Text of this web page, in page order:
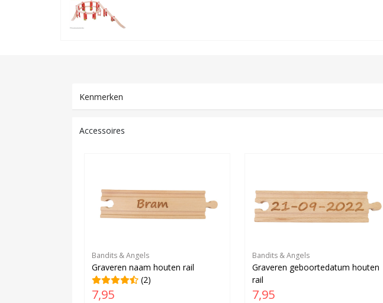
Kenmerken
Accessoires
Bandits & Angels
Graveren naam houten rail
(2)
7,95
Bandits & Angels
Graveren geboortedatum houten
rail
7,95